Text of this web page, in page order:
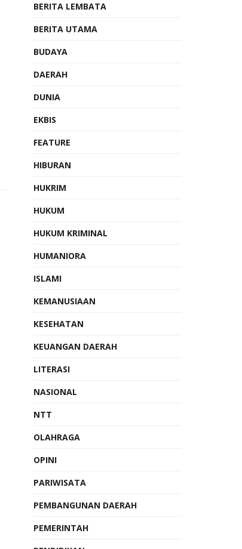
BERITA LEMBATA
BERITA UTAMA
BUDAYA
DAERAH
DUNIA
EKBIS
FEATURE
HIBURAN
HUKRIM
HUKUM
HUKUM KRIMINAL
HUMANIORA
ISLAMI
KEMANUSIAAN
KESEHATAN
KEUANGAN DAERAH
LITERASI
NASIONAL
NTT
OLAHRAGA
OPINI
PARIWISATA
PEMBANGUNAN DAERAH
PEMERINTAH